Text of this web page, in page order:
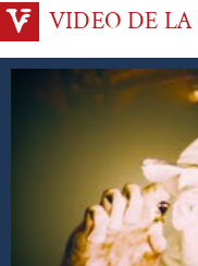
VIDEO DE